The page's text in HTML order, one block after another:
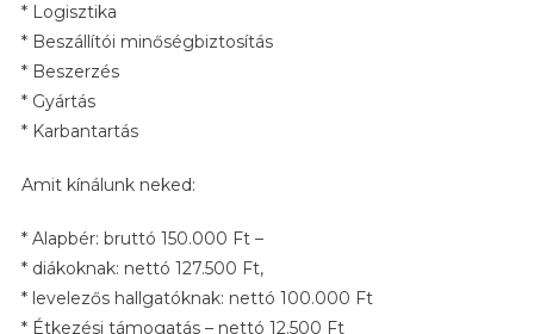
* Logisztika
* Beszállítói minőségbiztosítás
* Beszerzés
* Gyártás
* Karbantartás
Amit kínálunk neked:
* Alapbér: bruttó 150.000 Ft –
* diákoknak: nettó 127.500 Ft,
* levelezős hallgatóknak: nettó 100.000 Ft
* Étkezési támogatás – nettó 12.500 Ft